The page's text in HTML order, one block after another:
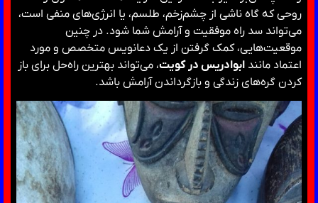
روحی که گاه ناشی از چشم‌زخم، طلسم، یا انرژی‌های منفی است،
می‌تواند سد راه موفقیت و آرامش شما شود. در چنین
موقعیت‌هایی، کمک گرفتن از یک دعانویس متخصص و مورد
اعتماد مانند ابوادریس در کویت، می‌تواند بهترین راه‌حل برای باز
کردن گره‌های زندگی و بازگرداندن آرامش باشد.